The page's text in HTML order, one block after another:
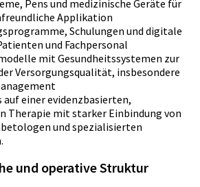
Pens und medizinische Geräte für
Applikation
Schulungen und digitale
und Fachpersonal
mit Gesundheitssystemen zur
Versorgungsqualität, insbesondere
einer evidenzbasierten,
mit starker Einbindung von
und spezialisierten
und operative Struktur